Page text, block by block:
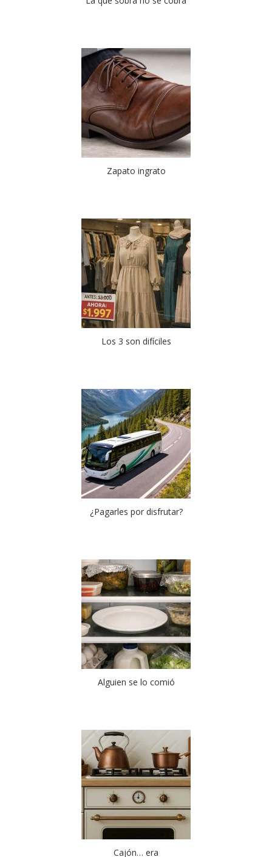
Zapato ingrato
Los 3 son difíciles
¿Pagarles por disfrutar?
Alguien se lo comió
Cajón… era